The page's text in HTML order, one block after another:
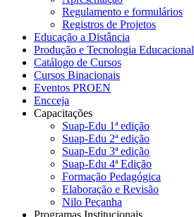
Regulamento e formulários
Registros de Projetos
Educação a Distância
Produção e Tecnologia Educacional
Catálogo de Cursos
Cursos Binacionais
Eventos PROEN
Encceja
Capacitações
Suap-Edu 1ª edição
Suap-Edu 2ª edição
Suap-Edu 3ª edição
Suap-Edu 4ª Edição
Formação Pedagógica
Elaboração e Revisão
Nilo Peçanha